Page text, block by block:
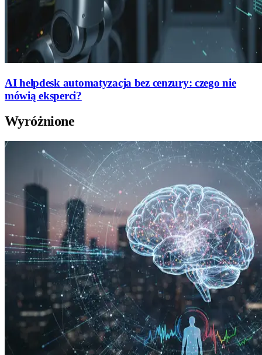
AI helpdesk automatyzacja bez cenzury: czego nie
mówią eksperci?
Wyróżnione